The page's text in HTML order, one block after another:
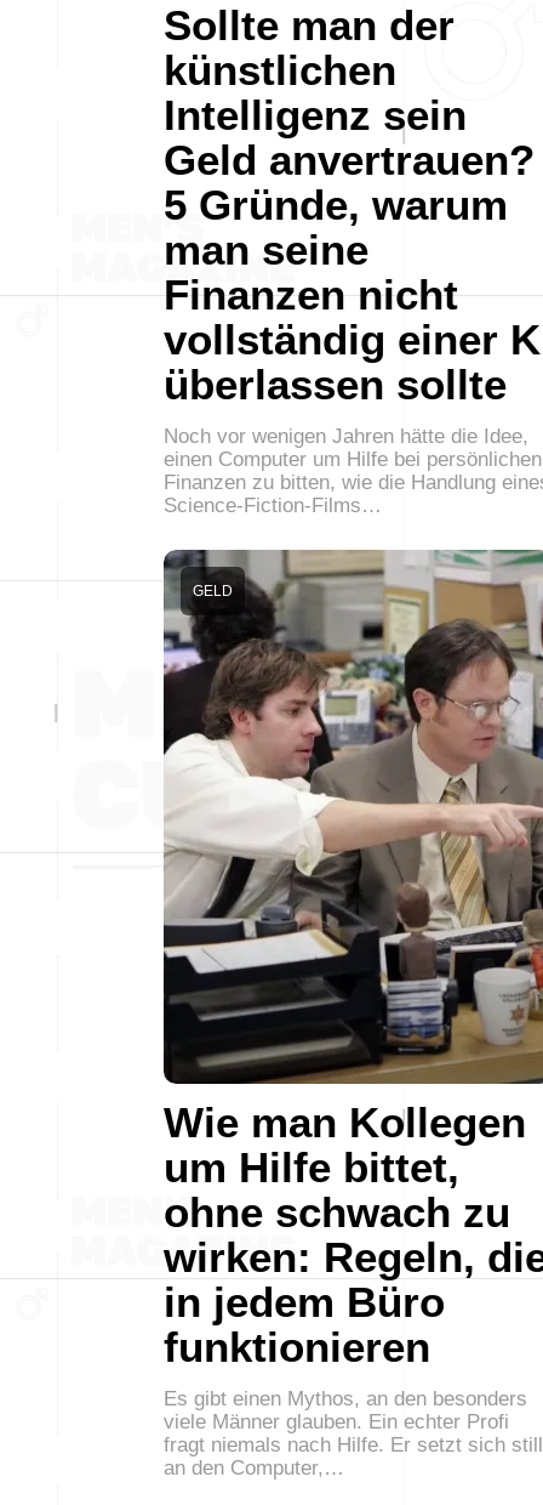
Sollte man der
künstlichen
Intelligenz sein
Geld anvertrauen?
5 Gründe, warum
man seine
Finanzen nicht
vollständig einer
überlassen sollte
Noch vor wenigen Jahren hätte die Idee,
einen Computer um Hilfe bei persönlichen
Finanzen zu bitten, wie die Handlung
Science-Fiction-Films…
Wie man Kollegen
um Hilfe bittet,
ohne schwach zu
wirken: Regeln,
in jedem Büro
funktionieren
GELD
Es gibt einen Mythos, an den besonders
viele Männer glauben. Ein echter Profi
fragt niemals nach Hilfe. Er setzt sich still
an den Computer,…